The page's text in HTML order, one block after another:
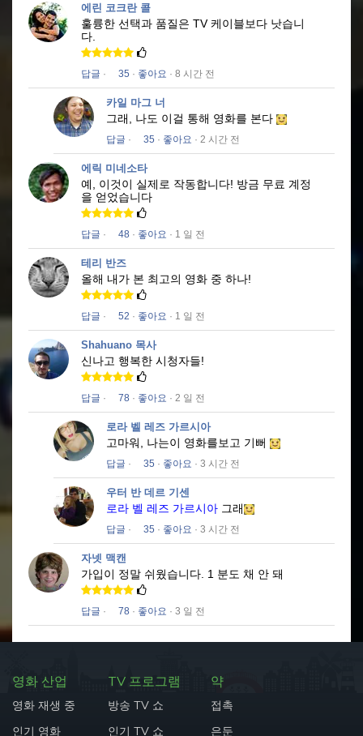
에린 코크란 콜
훌륭한 선택과 품질은 TV 케이블보다 낫습니
다.
답글 · 35 · 좋아요 · 8 시간 전
카일 마그 너
그래, 나도 이걸 통해 영화를 본다
답글 · 35 · 좋아요 · 2 시간 전
에릭 미네소타
예, 이것이 실제로 작동합니다! 방금 무료 계정
을 얻었습니다
답글 · 48 · 좋아요 · 1 일 전
테리 반즈
올해 내가 본 최고의 영화 중 하나!
답글 · 52 · 좋아요 · 1 일 전
Shahuano 목사
신나고 행복한 시청자들!
답글 · 78 · 좋아요 · 2 일 전
로라 벨 레즈 가르시아
고마워, 나는이 영화를보고 기뻐
답글 · 35 · 좋아요 · 3 시간 전
우터 반 데르 기센
로라 벨 레즈 가르시아 그래
답글 · 35 · 좋아요 · 3 시간 전
자넷 맥캔
가입이 정말 쉬웠습니다. 1 분도 채 안 돼
답글 · 78 · 좋아요 · 3 일 전
영화 산업
영화 재생 중
인기 영화
TV 프로그램
방송 TV 쇼
인기 TV 쇼
약
접촉
은둔